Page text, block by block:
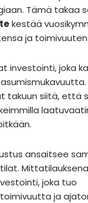
Tämä takaa
kestää
ja
investointi, joka
takuun siitä, että
ansaitsee
tilat.
joka tuo
ja